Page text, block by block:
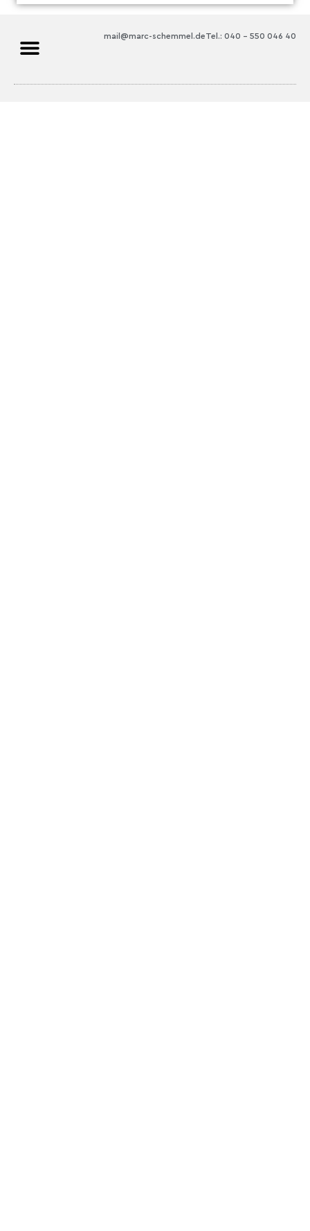
Tel.: 040 – 550 046 40
mail@marc-schemmel.de